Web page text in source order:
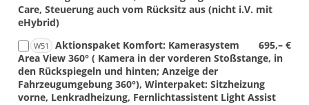
Care, Steuerung auch vom Rücksitz aus (nicht i.V. mit
eHybrid)
W51 695,– €
Aktionspaket Komfort: Kamerasystem
Area View 360° ( Kamera in der vorderen Stoßstange, in
den Rückspiegeln und hinten; Anzeige der
Fahrzeugumgebung 360°), Winterpaket: Sitzheizung
vorne, Lenkradheizung, Fernlichtassistent Light Assist